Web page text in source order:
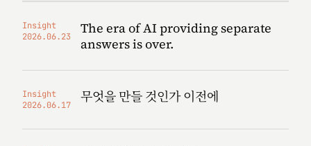
Insight
2026.06.23
The era of AI providing separate
answers is over.
Insight
2026.06.17
무엇을 만들 것인가 이전에